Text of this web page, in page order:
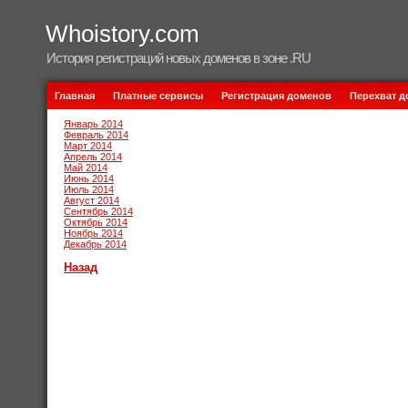
Whoistory.com
История регистраций новых доменов в зоне .RU
Главная Платные сервисы Регистрация доменов Перехват
Январь 2014
Февраль 2014
Март 2014
Апрель 2014
Май 2014
Июнь 2014
Июль 2014
Август 2014
Сентябрь 2014
Октябрь 2014
Ноябрь 2014
Декабрь 2014
Назад